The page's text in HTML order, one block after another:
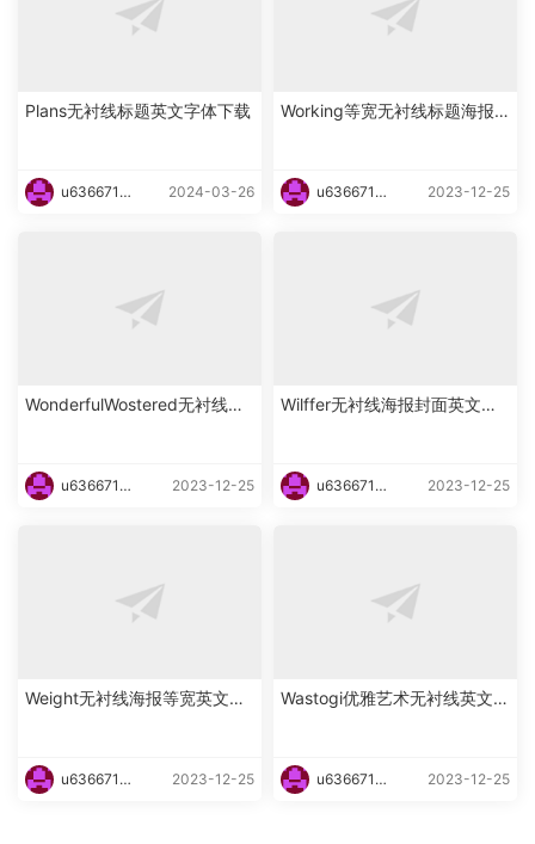
Plans无衬线标题英文字体下载
u6366719
2024-03-26
Working等宽无衬线标题海报
u6366719
2023-12-25
WonderfulWostered无衬线海
u6366719
2023-12-25
Wilffer无衬线海报封面英文字
u6366719
2023-12-25
Weight无衬线海报等宽英文字
u6366719
2023-12-25
Wastogi优雅艺术无衬线英文字
u6366719
2023-12-25